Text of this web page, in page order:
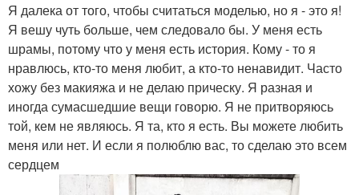
Я далека от того, чтобы считаться моделью, но я - это я!
Я вешу чуть больше, чем следовало бы. У меня есть
шрамы, потому что у меня есть история. Кому - то я
нравлюсь, кто-то меня любит, а кто-то ненавидит. Часто
хожу без макияжа и не делаю прическу. Я разная и
иногда сумасшедшие вещи говорю. Я не притворяюсь
той, кем не являюсь. Я та, кто я есть. Вы можете любить
меня или нет. И если я полюблю вас, то сделаю это всем
сердцем